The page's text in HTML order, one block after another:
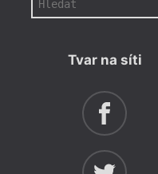
Tvar na síti